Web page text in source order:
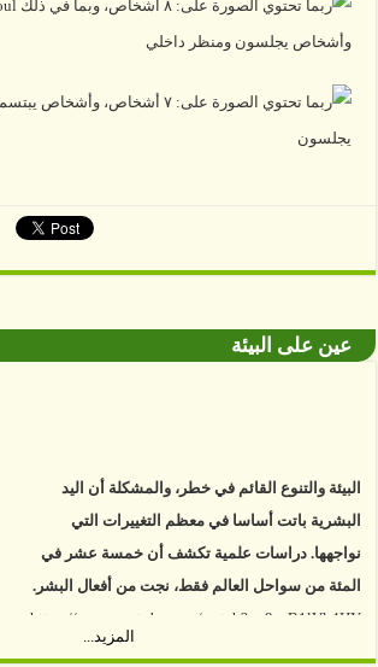
عين على البيئة
البيئة والتنوع القائم في خطر، والمشكلة أن اليد
البشرية باتت أساسا في معظم التغييرات التي
نواجهها. دراسات علمية تكشف أن خمسة عشر في
المئة من سواحل العالم فقط، نجت من أفعال البشر.
https://www.youtube.com/watch?v=9caB1lVk4HY
المزيد...